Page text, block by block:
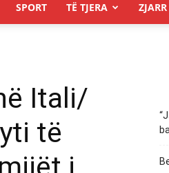
SPORT TË TJERA
Itali/
të